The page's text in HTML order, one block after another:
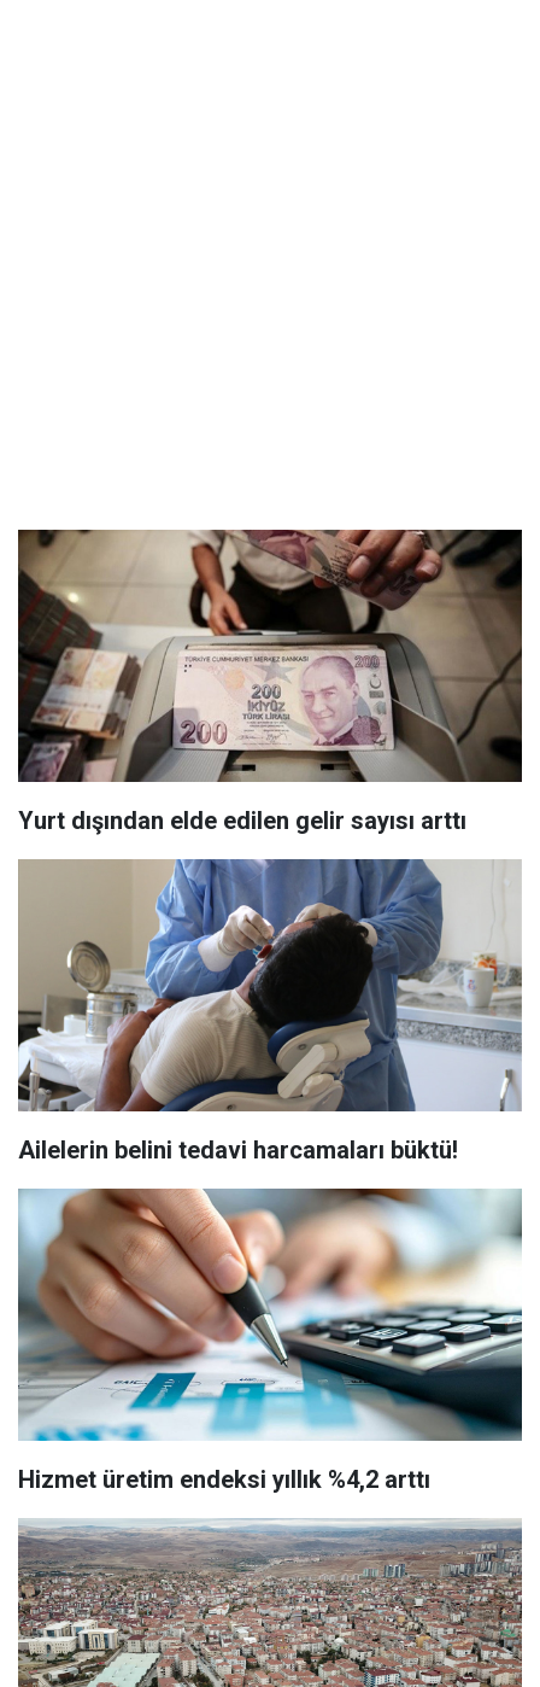
Yurt dışından elde edilen gelir sayısı arttı
Ailelerin belini tedavi harcamaları büktü!
Hizmet üretim endeksi yıllık %4,2 arttı